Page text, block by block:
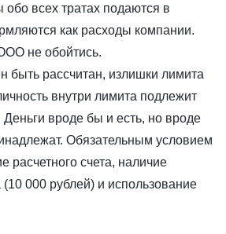
обо всех тратах подаются в
как расходы компании.
не обойтись.
быть рассчитан, излишки лимита
внутри лимита подлежит
Деньги вроде бы и есть, но вроде
Обязательным условием
расчетного счета, наличие
(10 000 рублей) и использование